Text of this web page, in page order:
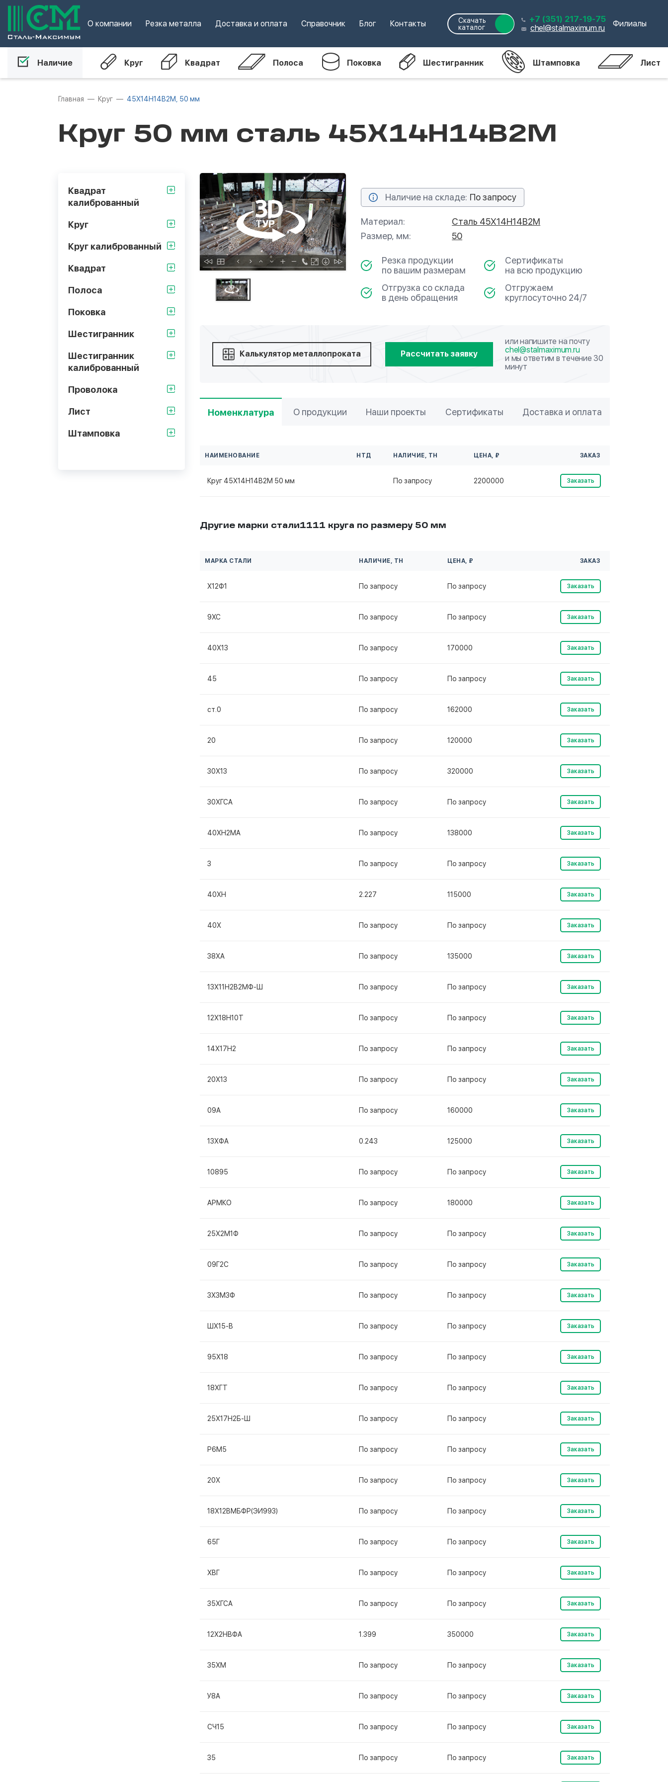
О компании Резка металла Доставка и оплата Справочник Блог Контакты
Скачать
каталог
+7 (351) 217-19-75
chel@stalmaximum.ru Филиалы
Наличие Круг Квадрат Полоса Поковка Шестигранник Штамповка Лист
Главная Круг 45Х14Н14В2М, 50 мм
Круг 50 мм сталь 45Х14Н14В2М
Квадрат
калиброванный
Круг
Круг калиброванный
Квадрат
Полоса
Поковка
Шестигранник
Шестигранник
калиброванный
Проволока
Лист
Штамповка
Наличие на складе: По запросу
Материал:
Сталь 45Х14Н14В2М
Размер, мм:
50
Резка продукции
по вашим размерам
Сертификаты
на всю продукцию
Отгрузка со склада
в день обращения
Отгружаем
круглосуточно 24/7
Калькулятор металлопроката Рассчитать заявку
или напишите на почту
chel@stalmaximum.ru
и мы ответим в течение 30
минут
Номенклатура О продукции Наши проекты Сертификаты Доставка и оплата
НАИМЕНОВАНИЕ НТД НАЛИЧИЕ, ТН ЦЕНА, ₽ ЗАКАЗ
Круг 45Х14Н14В2М 50 мм По запросу 2200000 Заказать
Другие марки стали1111 круга по размеру 50 мм
МАРКА СТАЛИ НАЛИЧИЕ, ТН ЦЕНА, ₽ ЗАКАЗ
Х12Ф1 По запросу По запросу Заказать
9ХС По запросу По запросу Заказать
40Х13 По запросу 170000 Заказать
45 По запросу По запросу Заказать
ст.0 По запросу 162000 Заказать
20 По запросу 120000 Заказать
30Х13 По запросу 320000 Заказать
30ХГСА По запросу По запросу Заказать
40ХН2МА По запросу 138000 Заказать
3 По запросу По запросу Заказать
40ХН 2.227 115000 Заказать
40Х По запросу По запросу Заказать
38ХА По запросу 135000 Заказать
13Х11Н2В2МФ-Ш По запросу По запросу Заказать
12Х18Н10Т По запросу По запросу Заказать
14Х17Н2 По запросу По запросу Заказать
20Х13 По запросу По запросу Заказать
09А По запросу 160000 Заказать
13ХФА 0.243 125000 Заказать
10895 По запросу По запросу Заказать
АРМКО По запросу 180000 Заказать
25Х2М1Ф По запросу По запросу Заказать
09Г2С По запросу По запросу Заказать
3Х3М3Ф По запросу По запросу Заказать
ШХ15-В По запросу По запросу Заказать
95Х18 По запросу По запросу Заказать
18ХГТ По запросу По запросу Заказать
25Х17Н2Б-Ш По запросу По запросу Заказать
Р6М5 По запросу По запросу Заказать
20Х По запросу По запросу Заказать
18Х12ВМБФР(ЭИ993) По запросу По запросу Заказать
65Г По запросу По запросу Заказать
ХВГ По запросу По запросу Заказать
35ХГСА По запросу По запросу Заказать
12Х2НВФА 1.399 350000 Заказать
35ХМ По запросу По запросу Заказать
У8А По запросу По запросу Заказать
СЧ15 По запросу По запросу Заказать
35 По запросу По запросу Заказать